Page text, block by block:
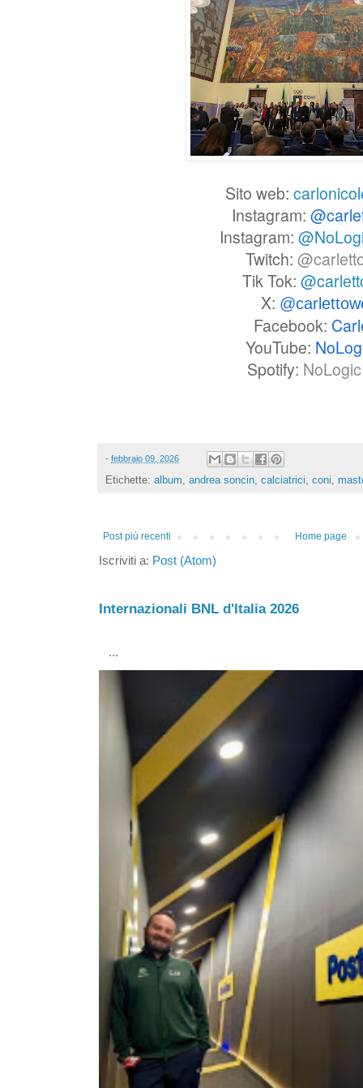
Sito web:
Instagram:
Instagram:
Twitch:
Tik Tok:
X:
Facebook:
YouTube:
Spotify:
- febbraio 09, 2026
Etichette: album, andrea soncin, calciatrici, coni,
Post più recenti Home page
Iscriviti a: Post (Atom)
Internazionali BNL d'Italia 2026
...